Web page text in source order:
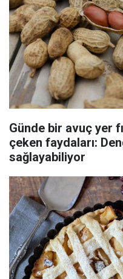
Günde bir avuç yer
çeken faydaları:
sağlayabiliyor